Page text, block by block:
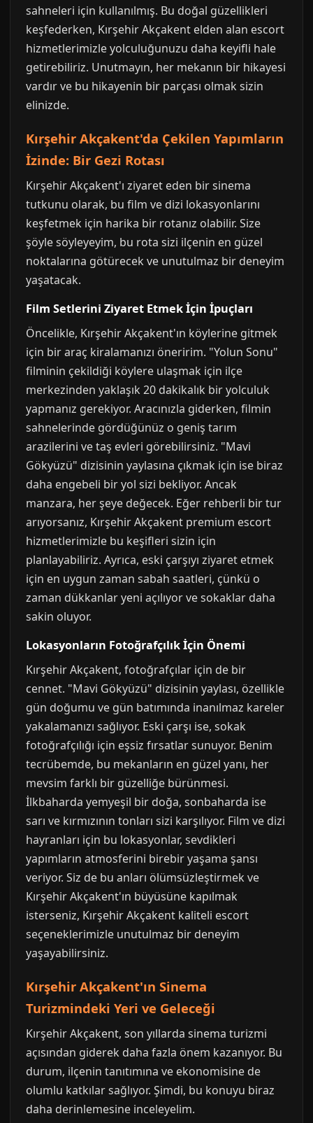
sahneleri için kullanılmış. Bu doğal güzellikleri
keşfederken, Kırşehir Akçakent elden alan escort
hizmetlerimizle yolculuğunuzu daha keyifli hale
getirebiliriz. Unutmayın, her mekanın bir hikayesi
vardır ve bu hikayenin bir parçası olmak sizin
elinizde.
Kırşehir Akçakent'da Çekilen Yapımların
İzinde: Bir Gezi Rotası
Kırşehir Akçakent'ı ziyaret eden bir sinema
tutkunu olarak, bu film ve dizi lokasyonlarını
keşfetmek için harika bir rotanız olabilir. Size
şöyle söyleyeyim, bu rota sizi ilçenin en güzel
noktalarına götürecek ve unutulmaz bir deneyim
yaşatacak.
Film Setlerini Ziyaret Etmek İçin İpuçları
Öncelikle, Kırşehir Akçakent'ın köylerine gitmek
için bir araç kiralamanızı öneririm. "Yolun Sonu"
filminin çekildiği köylere ulaşmak için ilçe
merkezinden yaklaşık 20 dakikalık bir yolculuk
yapmanız gerekiyor. Aracınızla giderken, filmin
sahnelerinde gördüğünüz o geniş tarım
arazilerini ve taş evleri görebilirsiniz. "Mavi
Gökyüzü" dizisinin yaylasına çıkmak için ise biraz
daha engebeli bir yol sizi bekliyor. Ancak
manzara, her şeye değecek. Eğer rehberli bir tur
arıyorsanız, Kırşehir Akçakent premium escort
hizmetlerimizle bu keşifleri sizin için
planlayabiliriz. Ayrıca, eski çarşıyı ziyaret etmek
için en uygun zaman sabah saatleri, çünkü o
zaman dükkanlar yeni açılıyor ve sokaklar daha
sakin oluyor.
Lokasyonların Fotoğrafçılık İçin Önemi
Kırşehir Akçakent, fotoğrafçılar için de bir
cennet. "Mavi Gökyüzü" dizisinin yaylası, özellikle
gün doğumu ve gün batımında inanılmaz kareler
yakalamanızı sağlıyor. Eski çarşı ise, sokak
fotoğrafçılığı için eşsiz fırsatlar sunuyor. Benim
tecrübemde, bu mekanların en güzel yanı, her
mevsim farklı bir güzelliğe bürünmesi.
İlkbaharda yemyeşil bir doğa, sonbaharda ise
sarı ve kırmızının tonları sizi karşılıyor. Film ve dizi
hayranları için bu lokasyonlar, sevdikleri
yapımların atmosferini birebir yaşama şansı
veriyor. Siz de bu anları ölümsüzleştirmek ve
Kırşehir Akçakent'ın büyüsüne kapılmak
isterseniz, Kırşehir Akçakent kaliteli escort
seçeneklerimizle unutulmaz bir deneyim
yaşayabilirsiniz.
Kırşehir Akçakent'ın Sinema
Turizmindeki Yeri ve Geleceği
Kırşehir Akçakent, son yıllarda sinema turizmi
açısından giderek daha fazla önem kazanıyor. Bu
durum, ilçenin tanıtımına ve ekonomisine de
olumlu katkılar sağlıyor. Şimdi, bu konuyu biraz
daha derinlemesine inceleyelim.